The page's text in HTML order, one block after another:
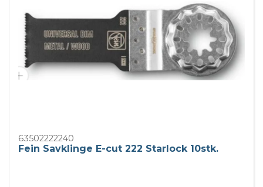
63502222240
Fein Savklinge E-cut 222 Starlock 10stk.